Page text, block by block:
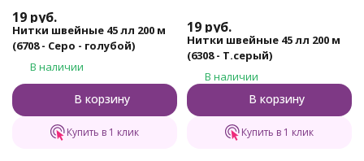
19 руб.
Нитки швейные 45 лл 200 м
(6708 - Серо - голубой)
В наличии
В корзину
Купить в 1 клик
19 руб.
Нитки швейные 45 лл 200 м
(6308 - Т.серый)
В наличии
В корзину
Купить в 1 клик